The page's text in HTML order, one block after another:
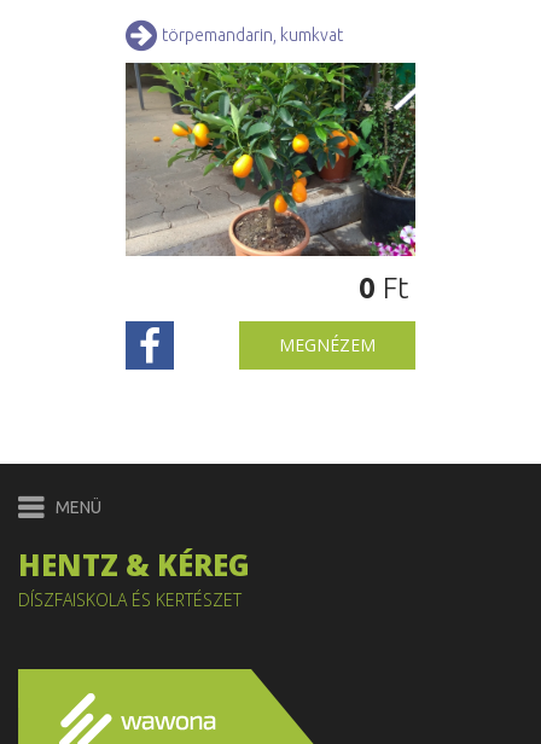
törpemandarin, kumkvat
0 Ft
MEGNÉZEM
HENTZ & KÉREG
DÍSZFAISKOLA ÉS KERTÉSZET